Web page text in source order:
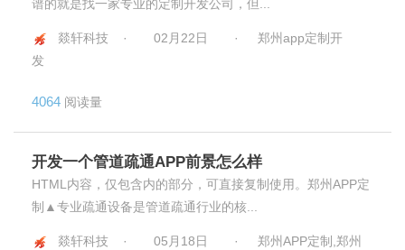
谱的就是找一家专业的定制开发公司，但...
燚轩科技 · 02月22日 ·
郑州app定制开
发
4064 阅读量
开发一个管道疏通APP前景怎么样
HTML内容，仅包含内的部分，可直接复制使用。郑州APP定
制▲专业疏通设备是管道疏通行业的核...
燚轩科技 · 05月18日 ·
郑州APP定制,郑州